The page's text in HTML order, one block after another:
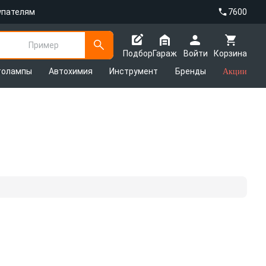
7600
Пример
Подбор
Корзина
Гараж
Войти
Автохимия Инструмент Бренды Акции